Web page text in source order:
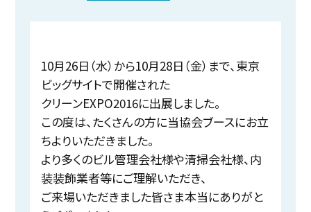
10月26日（水）から10月28日（金）まで、東京
ビッグサイトで開催された
クリーンEXPO2016に出展しました。
この度は、たくさんの方に当協会ブースにお立
ちよりいただきました。
より多くのビル管理会社様や清掃会社様、内
装装飾業者等にご理解いただき、
ご来場いただきました皆さま本当にありがと